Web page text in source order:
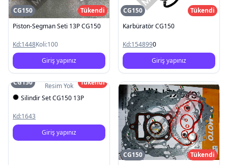
CG150
Tükendi
Piston-Segman Seti 13P CG150
Kd:1448Koli:100
Giriş yapınız
CG150
Tükendi
Karbüratör CG150
Kd:1548990
Giriş yapınız
Resim Yok
CG150
Tükendi
Silindir Set CG150 13P
Kd:1643
Giriş yapınız
CG150
Tükendi